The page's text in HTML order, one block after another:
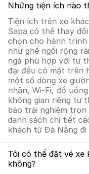
Những tiện ích nào
Tiện ích trên xe
Sapa có thể thay
chọn cho hành trình
như ghế ngồi rộng
ngả phù hợp với tư
đại đều có mặt trên
một số dòng xe
nhân, Wi-Fi, đồ
không gian riêng tư
bảo trải nghiệm
danh sách chi tiết
khách từ Đà Nẵng
Tôi có thể đặt vé
không?